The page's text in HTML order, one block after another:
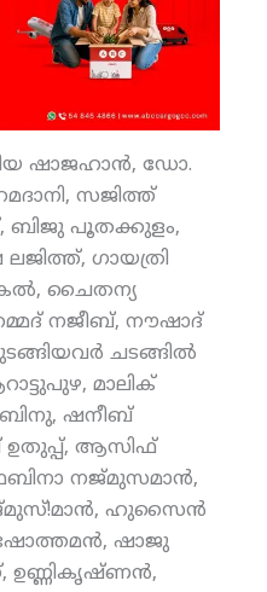
ഷാജഹാന്‍, ഡോ.
സജിത്ത്
ബിജു പൂതക്കുളം,
ഗായത്രി
ചൈതന്യ
നജീബ്, നൗഷാദ്
ചടങ്ങില്‍
മാലിക്
ഷനീബ്
ആസിഫ്
നജ്മുസമാന്‍,
ഹുസൈന്‍
ഷാജു
ഉണ്ണികൃഷ്ണന്‍,